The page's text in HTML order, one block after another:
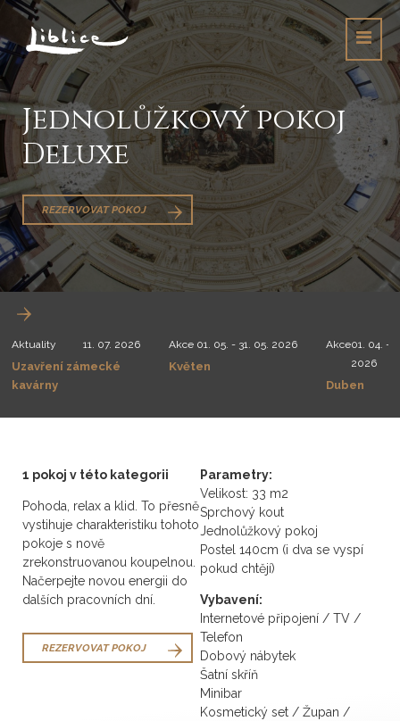
Jednolůžkový pokoj
Deluxe
REZERVOVAT POKOJ
Aktuality 11. 07. 2026
Uzavření zámecké
kavárny
Akce 01. 05. - 31. 05. 2026
Květen
Akce01. 04. -
2026
Duben
1 pokoj v této kategorii
Pohoda, relax a klid. To přesně
vystihuje charakteristiku tohoto
pokoje s nově
zrekonstruovanou koupelnou.
Načerpejte novou energii do
dalších pracovních dní.
REZERVOVAT POKOJ
Parametry:
Velikost: 33 m2
Sprchový kout
Jednolůžkový pokoj
Postel 140cm (i dva se vyspí
pokud chtějí)
Vybavení:
Internetové připojení / TV /
Telefon
Dobový nábytek
Šatní skříň
Minibar
Kosmetický set / Župan /